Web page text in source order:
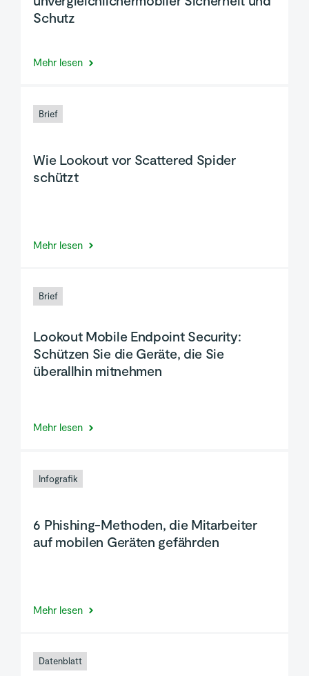
Schutz
Mehr lesen
Brief
Wie Lookout vor Scattered Spider
schützt
Mehr lesen
Brief
Lookout Mobile Endpoint Security:
Schützen Sie die Geräte, die Sie
überallhin mitnehmen
Mehr lesen
Infografik
6 Phishing-Methoden, die Mitarbeiter
auf mobilen Geräten gefährden
Mehr lesen
Datenblatt